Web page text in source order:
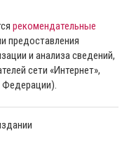
рекомендательные
предоставления
и анализа сведений,
сети «Интернет»,
Федерации).